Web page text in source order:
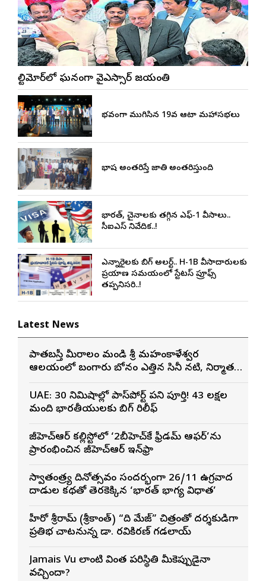
బాల్టిమోర్‌లో ఘనంగా వైఎస్సార్‌ జయంతి
వైభవంగా ముగిసిన 19వ ఆటా మహాసభలు
భాష అంతరిస్తే జాతి అంతరిస్తుంది
భారత్, చైనాలకు తగ్గిన ఎఫ్-1 వీసాలు..
సీఐఎస్ నివేదిక..!
ఎన్నారైలకు బిగ్ అలర్ట్.. H-1B వీసాదారులకు
ప్రయాణ సమయంలో స్టేటస్ ప్రూఫ్స్
తప్పనిసరి..!
Latest News
పాతబస్తీ మీరాలం మండి శ్రీ మహంకాళేశ్వర
ఆలయంలో బంగారు బోనం ఎత్తిన సినీ నటి, నిర్మాత
UAE: 30 నిమిషాల్లో పాస్‌పోర్ట్ పని పూర్తి! 43 లక్షల
మంది భారతీయులకు బిగ్ రిలీఫ్
జీహెచ్ఆర్ కల్లిస్టోలో ‘2బీహెచ్‌కే ఫ్రీడమ్ ఆఫర్’ను
ప్రారంభించిన జీహెచ్ఆర్ ఇన్‌ఫ్రా
స్వాతంత్ర్య దినోత్సవం సందర్భంగా 26/11 ఉగ్రవాద
దాడుల కథతో తెరకెక్కిన ‘భారత్ భాగ్య విధాత’
హీరో శ్రీరామ్ (శ్రీకాంత్) “ది మేజ్” చిత్రంతో దర్శకుడిగా
ప్రతిభ చాటనున్న డా. రవికిరణ్ గడలాయ్
Jamais Vu లాంటి వింత పరిస్థితి మీకెప్పుడైనా
వచ్చిందా?